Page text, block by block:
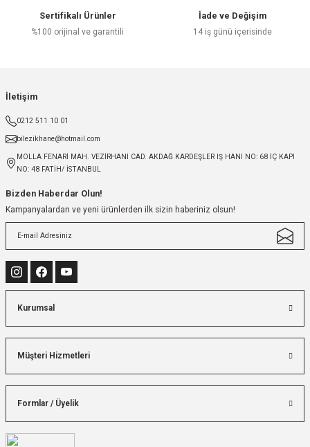
Sertifikalı Ürünler
%100 orijinal ve garantili
İade ve Değişim
14 iş günü içerisinde
İletişim
0212 511 10 01
bilezikhane@hotmail.com
MOLLA FENARİ MAH. VEZİRHANI CAD. AKDAĞ KARDEŞLER IŞ HANI NO: 68 İÇ KAPI
NO: 48 FATİH/ İSTANBUL
Bizden Haberdar Olun!
Kampanyalardan ve yeni ürünlerden ilk sizin haberiniz olsun!
Kurumsal
Müşteri Hizmetleri
Formlar / Üyelik